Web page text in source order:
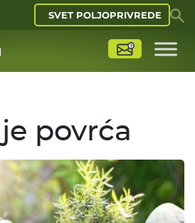
SVET POLJOPRIVREDE
povrća